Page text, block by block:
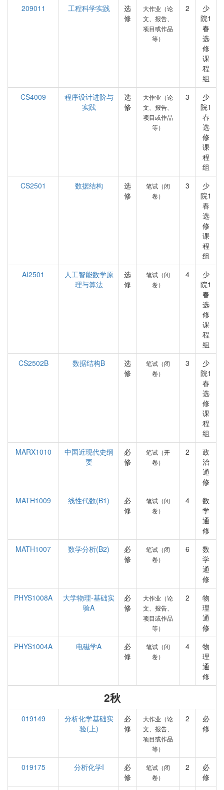
209011 工程科学实践
选
修
大作业（论
文、报告、
项目或作品
等）
2
少
院1
春
选
修
课
程
组
CS4009
程序设计进阶与
实践
选
修
大作业（论
文、报告、
项目或作品
等）
3
少
院1
春
选
修
课
程
组
CS2501
数据结构
选
修
笔试（闭
卷）
3
少
院1
春
选
修
课
程
组
AI2501
人工智能数学原
理与算法
选
修
笔试（闭
卷）
4
少
院1
春
选
修
课
程
组
CS2502B
数据结构B
选
修
笔试（闭
卷）
3
少
院1
春
选
修
课
程
组
MARX1010
中国近现代史纲
要
必
修
笔试（开
卷）
2
政
治
通
修
MATH1009
线性代数(B1)
必
修
笔试（闭
卷）
4
数
学
通
修
MATH1007
数学分析(B2)
必
修
笔试（闭
卷）
6
数
学
通
修
PHYS1008A
大学物理-基础实
验A
必
修
大作业（论
文、报告、
项目或作品
等）
2
物
理
通
修
PHYS1004A
电磁学A
必
修
笔试（闭
卷）
4
物
理
通
修
2秋
019149
分析化学基础实
验(上)
必
修
大作业（论
文、报告、
项目或作品
等）
2
必
修
019175 分析化学I
必
修
笔试（闭
卷）
2
必
修